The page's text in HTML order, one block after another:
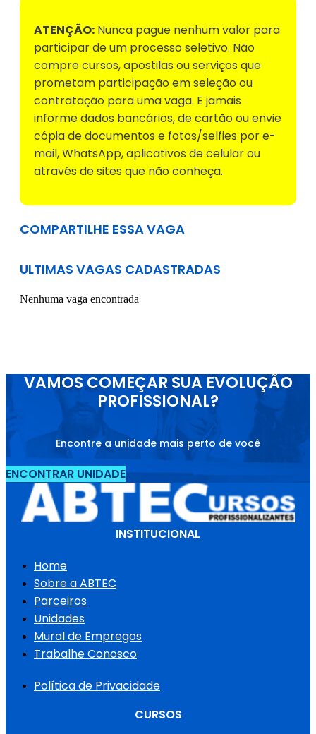
ATENÇÃO: Nunca pague nenhum valor para
participar de um processo seletivo. Não
compre cursos, apostilas ou serviços que
prometam participação em seleção ou
contratação para uma vaga. E jamais
informe dados bancários, de cartão ou envie
cópia de documentos e fotos/selfies por e-
mail, WhatsApp, aplicativos de celular ou
através de sites que não conheça.
COMPARTILHE ESSA VAGA
ULTIMAS VAGAS CADASTRADAS
Nenhuma vaga encontrada
VAMOS COMEÇAR SUA EVOLUÇÃO
PROFISSIONAL?
Encontre a unidade mais perto de você
ENCONTRAR UNIDADE
INSTITUCIONAL
Home
Sobre a ABTEC
Parceiros
Unidades
Mural de Empregos
Trabalhe Conosco
Política de Privacidade
CURSOS